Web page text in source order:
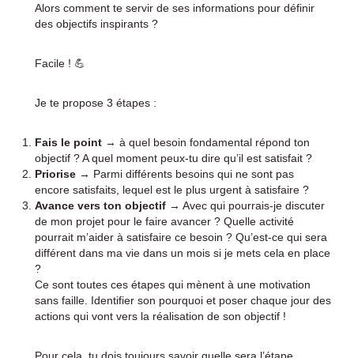
Alors comment te servir de ses informations pour définir
des objectifs inspirants ?
Facile ! 💪
Je te propose 3 étapes :
Fais le point → à quel besoin fondamental répond ton
objectif ? A quel moment peux-tu dire qu’il est satisfait ?
Priorise→ Parmi différents besoins qui ne sont pas
encore satisfaits, lequel est le plus urgent à satisfaire ?
Avance vers ton objectif→ Avec qui pourrais-je discuter
de mon projet pour le faire avancer ? Quelle activité
pourrait m’aider à satisfaire ce besoin ? Qu’est-ce qui sera
différent dans ma vie dans un mois si je mets cela en place
?
Ce sont toutes ces étapes qui mènent à une motivation
sans faille. Identifier son pourquoi et poser chaque jour des
actions qui vont vers la réalisation de son objectif !
Pour cela, tu dois toujours savoir quelle sera l’étape